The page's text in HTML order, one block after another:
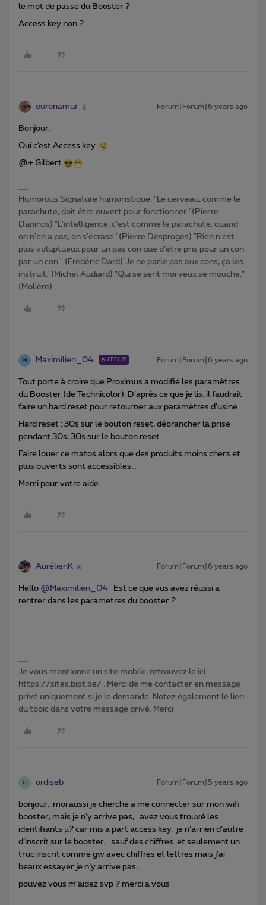
le mot de passe du Booster ?
Access key non ?
euronamur Forum|Forum|6 years ago
Bonjour,
Oui c’est Access key.
@+ Gilbert
Humorous Signature humoristique. "Le cerveau, comme le
parachute, doit être ouvert pour fonctionner."(Pierre
Daninos) "L'intelligence, c'est comme le parachute, quand
on n'en a pas, on s'écrase."(Pierre Desproges) "Rien n'est
plus voluptueux pour un pas con que d'être pris pour un con
par un con." (Frédéric Dard)"Je ne parle pas aux cons, ça les
instruit."(Michel Audiard) "Qui se sent morveux se mouche."
(Molière)
M Maximilien_04 AUTEUR Forum|Forum|6 years ago
Tout porte à croire que Proximus a modifié les paramètres
du Booster (de Technicolor). D’après ce que je lis, il faudrait
faire un hard reset pour retourner aux paramètres d’usine.
Hard reset : 30s sur le bouton reset, débrancher la prise
pendant 30s, 30s sur le bouton reset.
Faire louer ce matos alors que des produits moins chers et
plus ouverts sont accessibles…
Merci pour votre aide.
AurélienK Forum|Forum|6 years ago
Hello @Maximilien_04 Est ce que vus avez réussi a
rentrer dans les parametres du booster ?
Je vous mentionne un site mobile, retrouvez le ici
https://sites.bipt.be/ . Merci de me contacter en message
privé uniquement si je le demande. Notez également le lien
du topic dans votre message privé. Merci
O ordiseb Forum|Forum|5 years ago
bonjour, moi aussi je cherche a me connecter sur mon wifi
booster, mais je n’y arrive pas, avez vous trouvé les
identifiants µ? car mis a part access key, je n’ai rien d’autre
d’inscrit sur le booster, sauf des chiffres et seulement un
truc inscrit comme gw avec chiffres et lettres mais j’ai
beaux essayer je n’y arrive pas,
pouvez vous m’aidez svp ? merci a vous